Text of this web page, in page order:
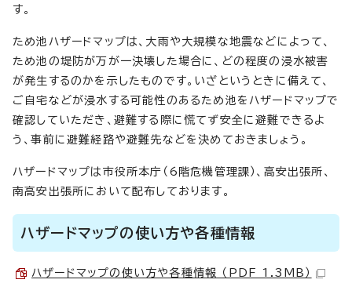
す。
ため池ハザードマップは、大雨や大規模な地震などによって、
ため池の堤防が万が一決壊した場合に、どの程度の浸水被害
が発生するのかを示したものです。いざというときに備えて、
ご自宅などが浸水する可能性のあるため池をハザードマップで
確認していただき、避難する際に慌てず安全に避難できるよ
う、事前に避難経路や避難先などを決めておきましょう。
ハザードマップは市役所本庁（6階危機管理課）、高安出張所、
南高安出張所において配布しております。
ハザードマップの使い方や各種情報
ハザードマップの使い方や各種情報 （PDF 1.3MB）